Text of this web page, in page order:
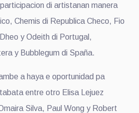
di artistanan manera
Chemis di Republica Checo, Fio
y Odeith di Portugal,
y Bubblegum di Spaña.
a haya e oportunidad pa
entre otro Elisa Lejuez
Silva, Paul Wong y Robert